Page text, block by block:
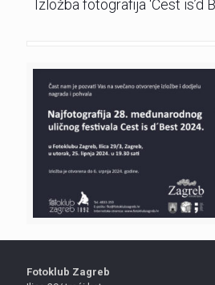
Izložba fotografija ‘Cest is’d
Fotoklub Zagreb